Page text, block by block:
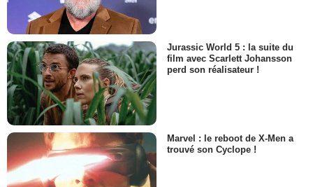
Jurassic World 5 : la suite du
film avec Scarlett Johansson
perd son réalisateur !
Marvel : le reboot de X-Men a
trouvé son Cyclope !